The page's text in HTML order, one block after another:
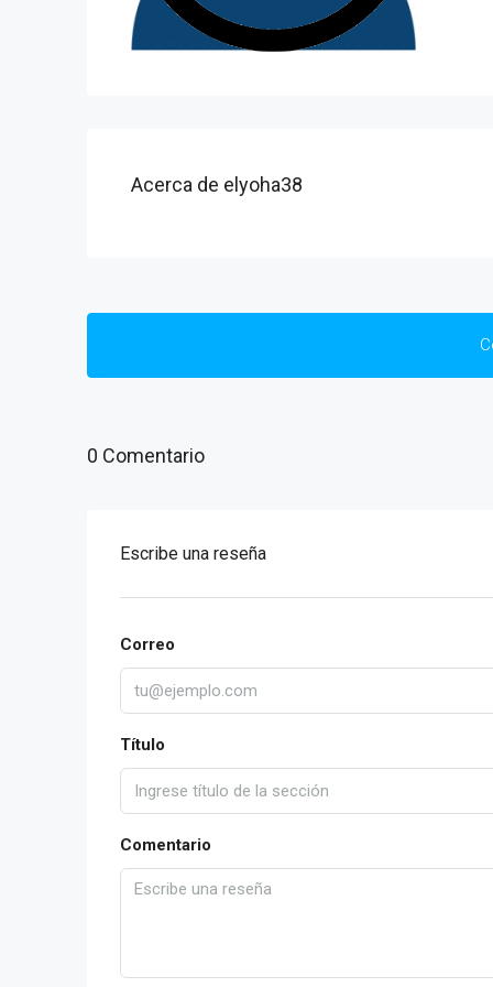
Acerca de elyoha38
0 Comentario
Escribe una reseña
Correo
Título
Comentario